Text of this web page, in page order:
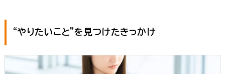
“やりたいこと”を見つけたきっかけ